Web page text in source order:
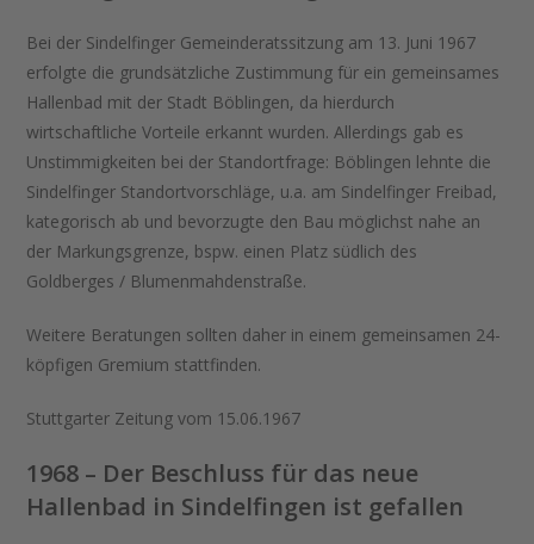
Bei der Sindelfinger Gemeinderatssitzung am 13. Juni 1967
erfolgte die grundsätzliche Zustimmung für ein gemeinsames
Hallenbad mit der Stadt Böblingen, da hierdurch
wirtschaftliche Vorteile erkannt wurden. Allerdings gab es
Unstimmigkeiten bei der Standortfrage: Böblingen lehnte die
Sindelfinger Standortvorschläge, u.a. am Sindelfinger Freibad,
kategorisch ab und bevorzugte den Bau möglichst nahe an
der Markungsgrenze, bspw. einen Platz südlich des
Goldberges / Blumenmahdenstraße.
Weitere Beratungen sollten daher in einem gemeinsamen 24-
köpfigen Gremium stattfinden.
Stuttgarter Zeitung vom 15.06.1967
1968 – Der Beschluss für das neue
Hallenbad in Sindelfingen ist gefallen